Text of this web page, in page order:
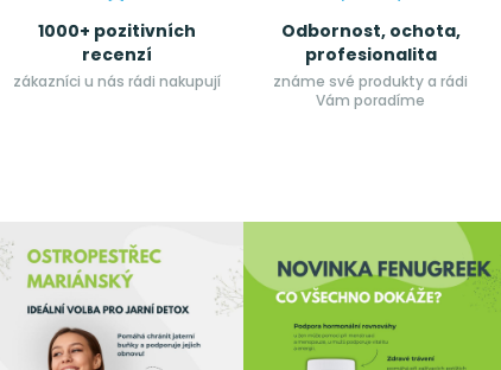
1000+ pozitivních
recenzí
zákazníci u nás rádi nakupují
Odbornost, ochota,
profesionalita
známe své produkty a rádi
Vám poradíme